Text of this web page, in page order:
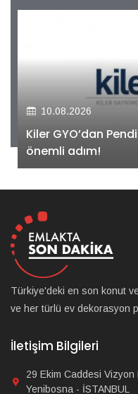
10.08.2026
Kiler GYO’dan
önemli adım!
Türkiye'deki en son konut
ve her türlü ev dekorasyon
İletişim Bilgileri
29 Ekim Caddesi Vizyon
Yenibosna - İSTANBUL